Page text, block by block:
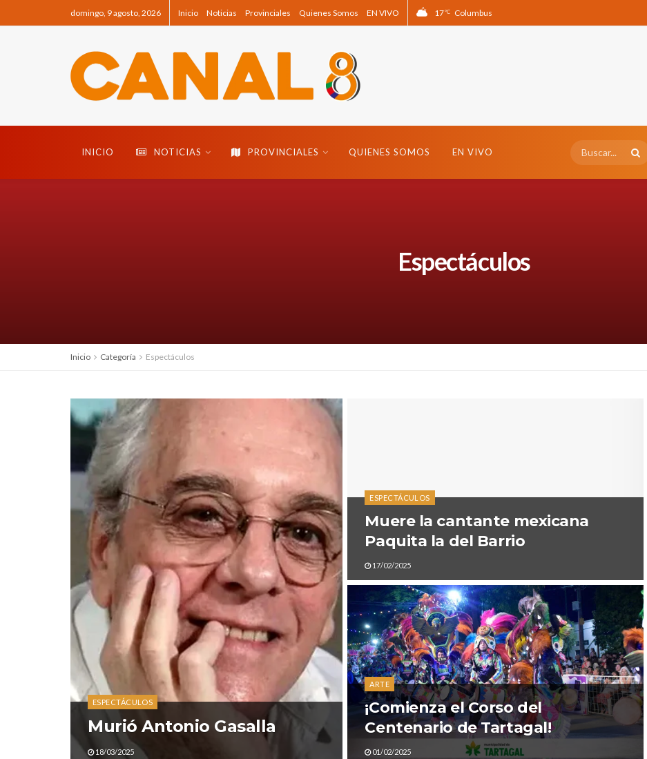
domingo, 9 agosto, 2026 Inicio Noticias Provinciales Quienes Somos EN VIVO 17°C Columbus
INICIO NOTICIAS PROVINCIALES QUIENES SOMOS EN VIVO
Espectáculos
Inicio Categoría Espectáculos
ESPECTÁCULOS
Murió Antonio Gasalla
18/03/2025
ESPECTÁCULOS
Muere la cantante mexicana
Paquita la del Barrio
17/02/2025
ARTE
¡Comienza el Corso del
Centenario de Tartagal!
01/02/2025